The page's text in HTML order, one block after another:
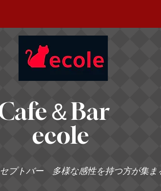
＆Bar
ecole
プトバー 多様な感性を持つ方が集ま